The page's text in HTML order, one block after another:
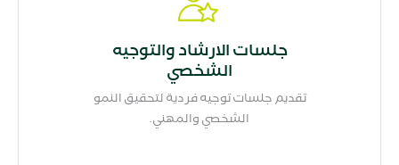
جلسات الارشاد والتوجيه
الشخصي
تقديم جلسات توجيه فردية لتحقيق النمو
الشخصي والمهني.